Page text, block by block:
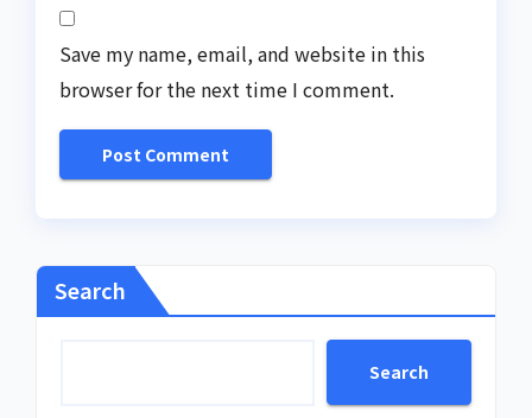
Save my name, email, and website in this
browser for the next time I comment.
Search
Search